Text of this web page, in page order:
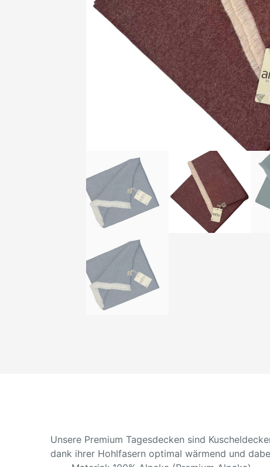
Unsere Premium Tagesdecken sind
dank ihrer Hohlfasern optimal wärmend und